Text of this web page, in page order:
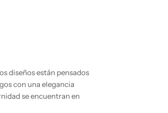
diseños están pensados
con una elegancia
se encuentran en